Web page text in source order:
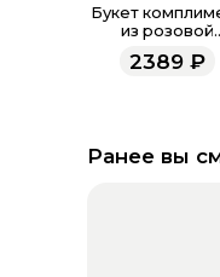
Букет
из розовой
упаковке
2389₽
Ранее вы